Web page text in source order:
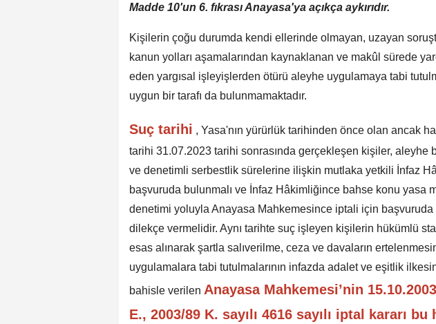
Madde 10'un 6. fıkrası Anayasa'ya açıkça aykırıdır.
Kişilerin çoğu durumda kendi ellerinde olmayan, uzayan
kanun yolları aşamalarından kaynaklanan ve makûl sürede
eden yargısal işleyişlerden ötürü aleyhe uygulamaya tabi
uygun bir tarafı da bulunmamaktadır.
Suç tarihi , Yasa'nın yürürlük tarihinden önce olan ancak
tarihi 31.07.2023 tarihi sonrasında gerçekleşen kişiler, aleyhe
ve denetimli serbestlik sürelerine ilişkin mutlaka yetkili İnfaz
başvuruda bulunmalı ve İnfaz Hâkimliğince bahse konu yasa
denetimi yoluyla Anayasa Mahkemesince iptali için başvuruda
dilekçe vermelidir. Aynı tarihte suç işleyen kişilerin hükümlü
esas alınarak şartla salıverilme, ceza ve davaların
uygulamalara tabi tutulmalarının infazda adalet ve eşitlik
bahisle verilen Anayasa Mahkemesi’nin
E., 2003/89 K. sayılı 4616 sayılı iptal kararı